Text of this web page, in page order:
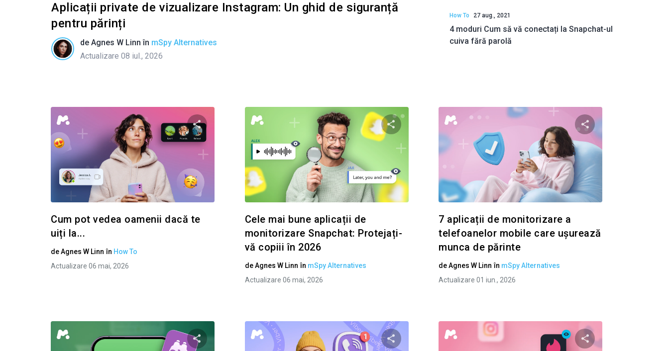
Aplicații private de vizualizare Instagram: Un ghid de siguranță
pentru părinți
de Agnes W Linn în mSpy Alternatives
Actualizare 08 iul., 2026
How To 27 aug., 2021
4 moduri Cum să vă conectați la Snapchat-ul
cuiva fără parolă
Condividi questo articolo
Twitter Facebook Copiați linkul
Cum pot vedea oamenii dacă te
uiți la...
deAgnes W Linn în How To
Actualizare 06 mai, 2026
Condividi questo articolo
Twitter Facebook Copiați linkul
Cele mai bune aplicații de
monitorizare Snapchat: Protejați-
vă copiii în 2026
deAgnes W Linn în mSpy Alternatives
Actualizare 06 mai, 2026
Condividi questo
Twitter
7 aplicații de monitorizare a
telefoanelor mobile care ușurează
munca de părinte
deAgnes W Linn în mSpy Alternatives
Actualizare 01 iun., 2026